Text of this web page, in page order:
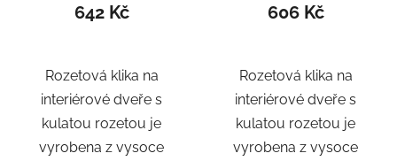
642 Kč
Rozetová klika na
interiérové ​​dveře s
kulatou rozetou je
vyrobena z vysoce
606 Kč
Rozetová klika na
interiérové ​​dveře s
kulatou rozetou je
vyrobena z vysoce